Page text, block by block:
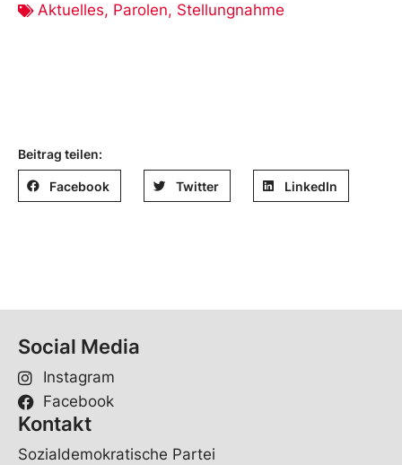
Aktuelles, Parolen, Stellungnahme
Beitrag teilen:
Facebook Twitter LinkedIn
Social Media
Instagram
Facebook
Kontakt
Sozialdemokratische Partei